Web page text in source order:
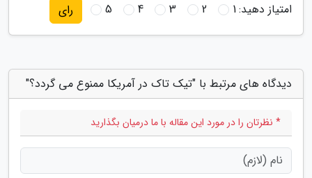
امتیاز دهید:1
2
3
4
5 رای
دیدگاه های مرتبط با "تیک تاک در آمریکا ممنوع می گردد؟"
* نظرتان را در مورد این مقاله با ما درمیان بگذارید